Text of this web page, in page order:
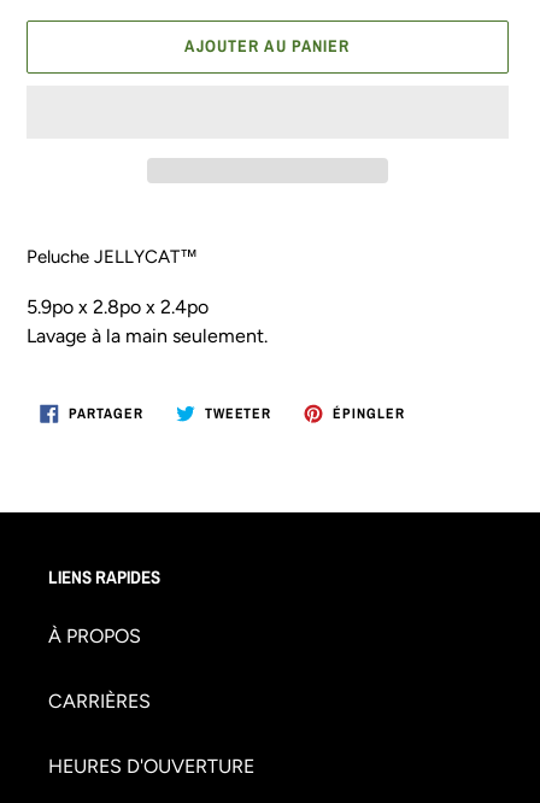
AJOUTER AU PANIER
d'un
à
votre
panier
Peluche JELLYCAT™
5.9po x 2.8po x 2.4po
Lavage à la main seulement.
PARTAGERPARTAGER
SUR
TWEETER TWEETERÉPINGLER
LIENS RAPIDES
À PROPOS
CARRIÈRES
HEURES D'OUVERTURE